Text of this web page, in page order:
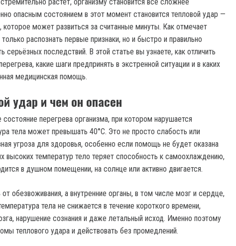
растёт, организму становится всё сложнее
опасным состоянием в этот момент становится тепловой удар —
может развиться за считанные минуты. Как отмечает
распознать первые признаки, но и быстро и правильно
серьёзных последствий. В этой статье вы узнаете, как отличить
какие шаги предпринять в экстренной ситуации и в каких
медицинская помощь.
удар и чем он опасен
перегрева организма, при котором нарушается
тела может превышать 40°C. Это не просто слабость или
угроза для здоровья, особенно если помощь не будет оказана
высоких температур тело теряет способность к самоохлаждению,
в душном помещении, на солнце или активно двигается.
от обезвоживания, а внутренние органы, в том числе мозг и сердце,
тела не снижается в течение короткого времени,
нарушение сознания и даже летальный исход. Именно поэтому
теплового удара и действовать без промедлений.